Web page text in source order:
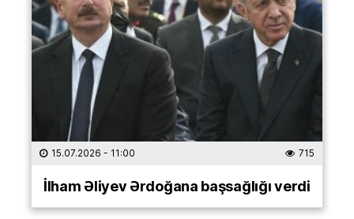
15.07.2026 - 11:00 715
İlham Əliyev Ərdoğana başsağlığı verdi